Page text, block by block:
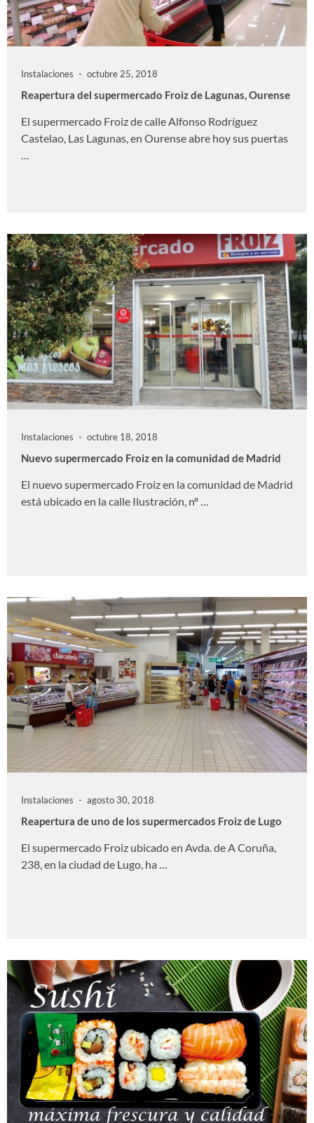
Instalaciones octubre 25, 2018
Reapertura del supermercado Froiz de Lagunas, Ourense
El supermercado Froiz de calle Alfonso Rodríguez
Castelao, Las Lagunas, en Ourense abre hoy sus puertas
Instalaciones octubre 18, 2018
Nuevo supermercado Froiz en la comunidad de Madrid
El nuevo supermercado Froiz en la comunidad de Madrid
está ubicado en la calle Ilustración, nº …
Instalaciones agosto 30, 2018
Reapertura de uno de los supermercados Froiz de Lugo
El supermercado Froiz ubicado en Avda. de A Coruña,
238, en la ciudad de Lugo, ha …